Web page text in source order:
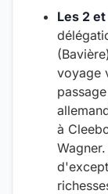
Les 2
voyage
à